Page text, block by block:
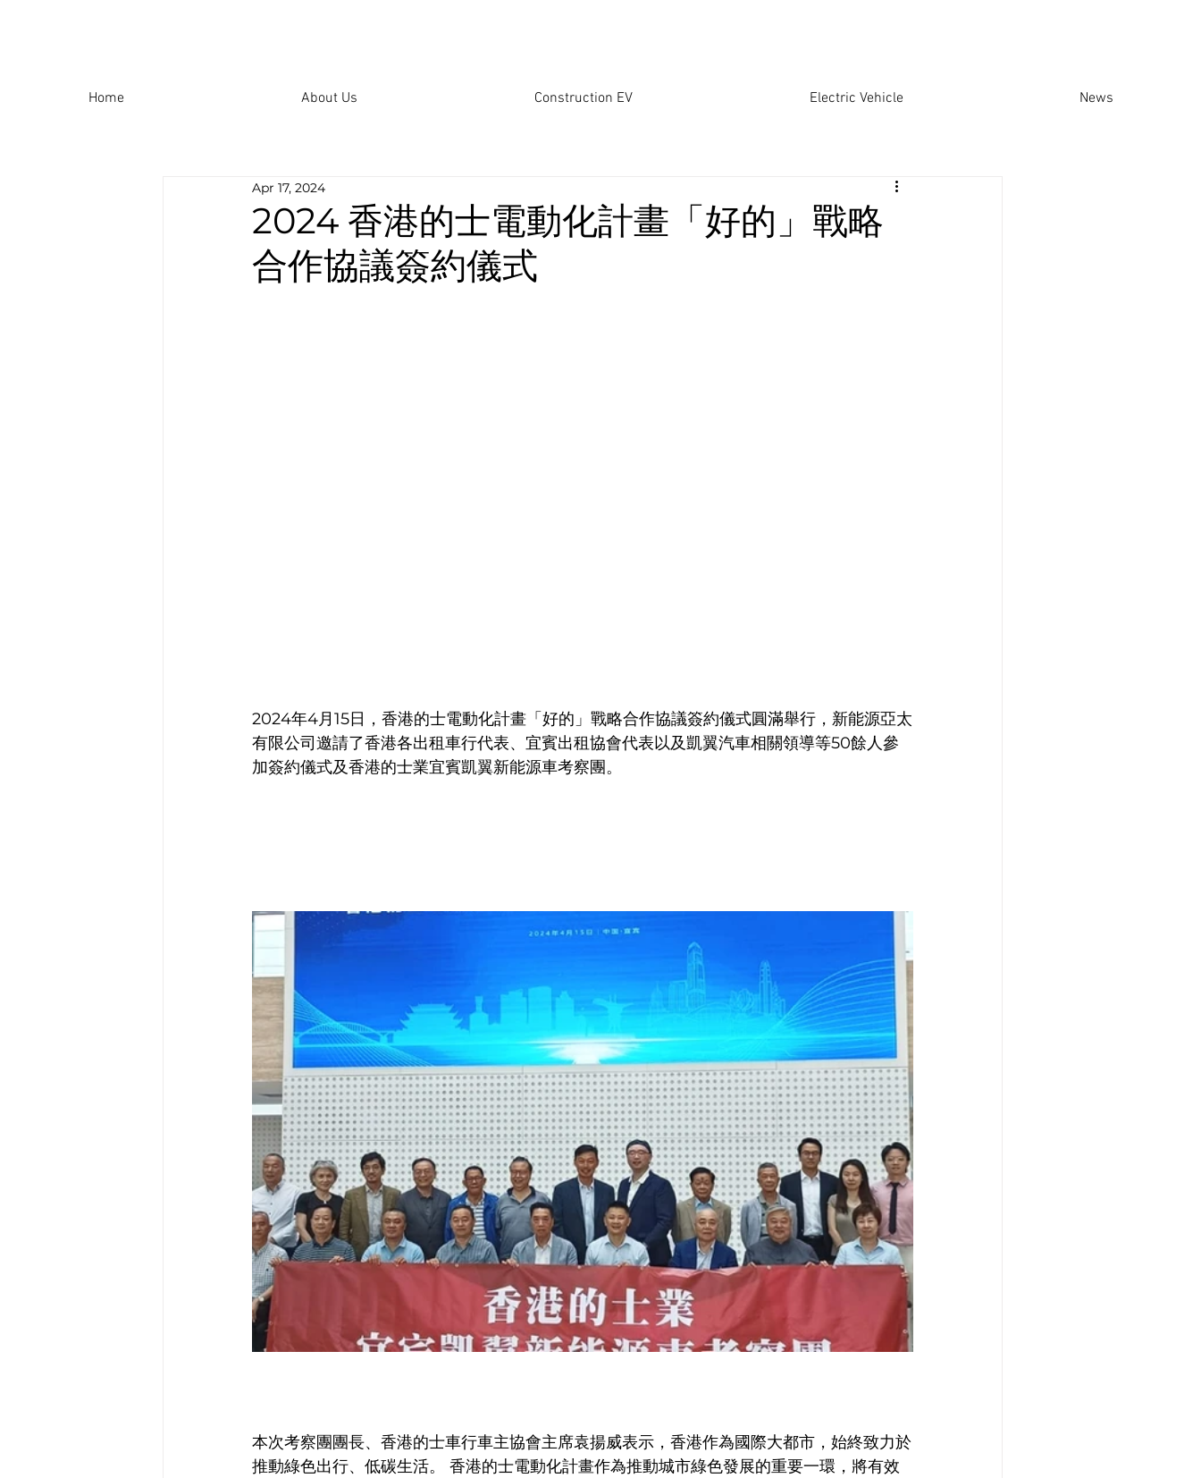
Home About Us Construction EV Electric Vehicle News
2024 香港的士電動化計畫「好的」戰略
合作協議簽約儀式
Apr 17, 2024
2024年4月15日，香港的士電動化計畫「好的」戰略合作協議簽約儀式圓滿舉行，新能源亞太
有限公司邀請了香港各出租車行代表、宜賓出租協會代表以及凱翼汽車相關領導等50餘人參
加簽約儀式及香港的士業宜賓凱翼新能源車考察團。
本次考察團團長、香港的士車行車主協會主席袁揚威表示，香港作為國際大都市，始終致力於
推動綠色出行、低碳生活。 香港的士電動化計畫作為推動城市綠色發展的重要一環，將有效